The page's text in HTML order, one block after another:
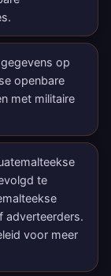
.
op
openbare
met militaire
te
adverteerders.
voor meer